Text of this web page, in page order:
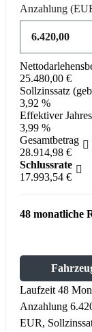
Anzahlung
25.480,00 €
Sollzinssatz
3,92 %
Effektiver
3,99 %
Gesamtbetrag
28.914,98 €
Schlussrate
17.993,54 €
48 monatliche
Laufzeit 48
Anzahlung
EUR,